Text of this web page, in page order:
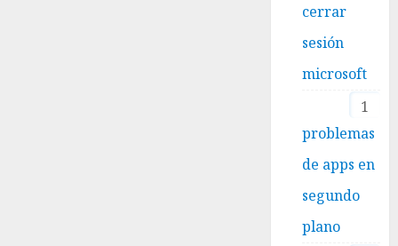
cerrar
sesión
microsoft
1
problemas
de apps en
segundo
plano